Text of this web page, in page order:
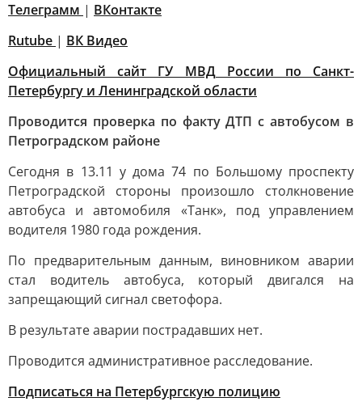
Телеграмм | ВКонтакте
Rutube | ВК Видео
Официальный сайт ГУ МВД России по Санкт-
Петербургу и Ленинградской области
Проводится проверка по факту ДТП с автобусом в
Петроградском районе
Сегодня в 13.11 у дома 74 по Большому проспекту
Петроградской стороны произошло столкновение
автобуса и автомобиля «Танк», под управлением
водителя 1980 года рождения.
По предварительным данным, виновником аварии
стал водитель автобуса, который двигался на
запрещающий сигнал светофора.
В результате аварии пострадавших нет.
Проводится административное расследование.
Подписаться на Петербургскую полицию